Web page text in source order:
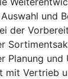
und
der
Planung
mit Vertrieb